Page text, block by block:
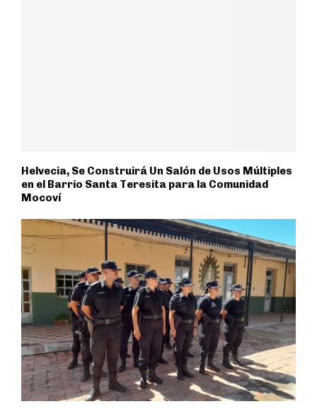
Helvecia, Se Construirá Un Salón de Usos Múltiples
en el Barrio Santa Teresita para la Comunidad
Mocoví